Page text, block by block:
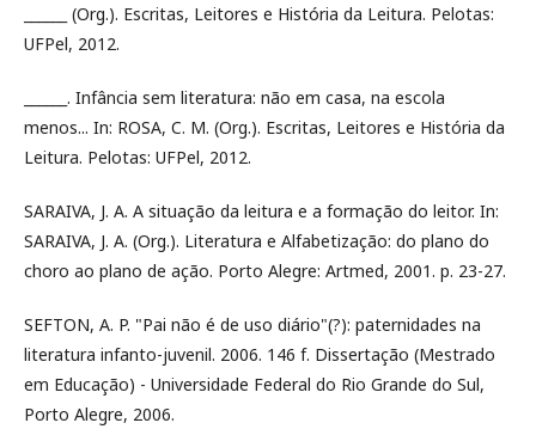
______ (Org.). Escritas, Leitores e História da Leitura. Pelotas:
UFPel, 2012.
______. Infância sem literatura: não em casa, na escola
menos... In: ROSA, C. M. (Org.). Escritas, Leitores e História da
Leitura. Pelotas: UFPel, 2012.
SARAIVA, J. A. A situação da leitura e a formação do leitor. In:
SARAIVA, J. A. (Org.). Literatura e Alfabetização: do plano do
choro ao plano de ação. Porto Alegre: Artmed, 2001. p. 23-27.
SEFTON, A. P. "Pai não é de uso diário"(?): paternidades na
literatura infanto-juvenil. 2006. 146 f. Dissertação (Mestrado
em Educação) - Universidade Federal do Rio Grande do Sul,
Porto Alegre, 2006.